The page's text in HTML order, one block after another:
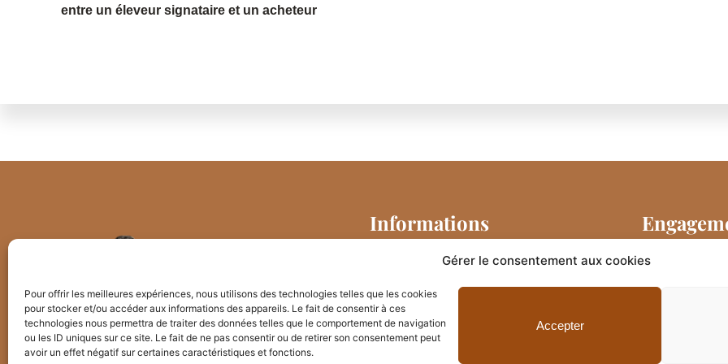
Gérer le consentement aux cookies
Pour offrir les meilleures expériences, nous utilisons des technologies telles que les cookies
pour stocker et/ou accéder aux informations des appareils. Le fait de consentir à ces
technologies nous permettra de traiter des données telles que le comportement de navigation
ou les ID uniques sur ce site. Le fait de ne pas consentir ou de retirer son consentement peut
avoir un effet négatif sur certaines caractéristiques et fonctions.
Accepter
entre un éleveur signataire et un acheteur
Informations
Mentions légales
Politique de confidentialité
F
a
T
w
s
Pour